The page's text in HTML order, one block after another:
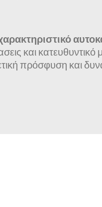
και κατευθυντικό
πρόσφυση και